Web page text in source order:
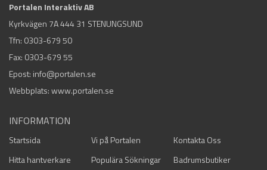
Portalen Interaktiv AB
Kyrkvägen 7A 444 31 STENUNGSUND
Tfn: 0303-679 50
Fax: 0303-679 55
Epost: info@portalen.se
Webbplats: www.portalen.se
INFORMATION
Startsida Vi på Portalen
Kontakta Oss
Hitta hantverkare
Populära Sökningar Badrumsbutiker